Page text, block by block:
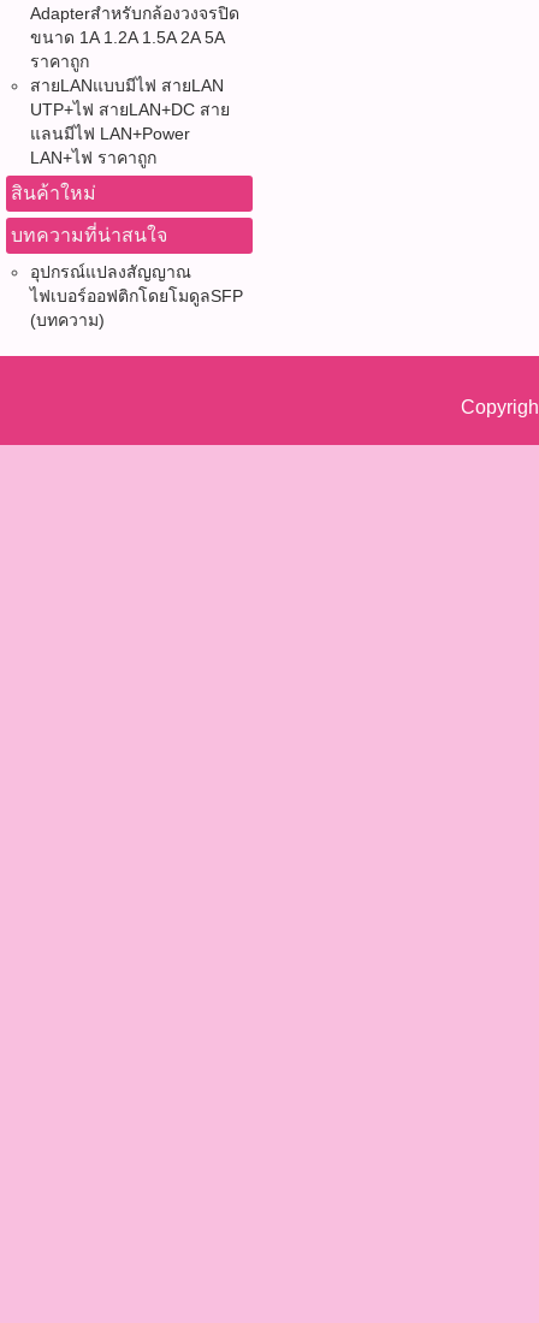
Adapterสำหรับกล้องวงจรปิด
ขนาด 1A 1.2A 1.5A 2A 5A
ราคาถูก
สายLANแบบมีไฟ สายLAN
UTP+ไฟ สายLAN+DC สาย
แลนมีไฟ LAN+Power
LAN+ไฟ ราคาถูก
สินค้าใหม่
บทความที่น่าสนใจ
อุปกรณ์แปลงสัญญาณ
ไฟเบอร์ออฟติก​โดยโมดูลSFP
(บทความ)